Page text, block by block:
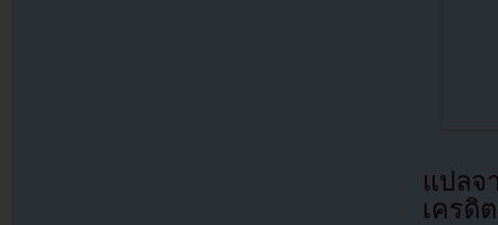
แปล
เครดิ